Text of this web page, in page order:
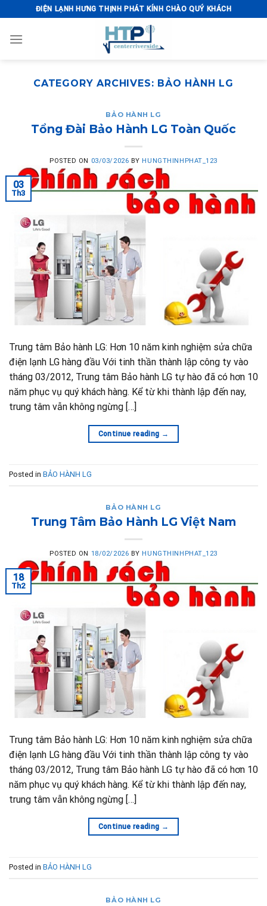
to
content
ĐIỆN LẠNH HƯNG THỊNH PHÁT KÍNH CHÀO QUÝ KHÁCH
CATEGORY ARCHIVES: BẢO HÀNH LG
BẢO HÀNH LG
Tổng Đài Bảo Hành LG Toàn Quốc
POSTED ON 03/03/2026 BY HUNGTHINHPHAT_123
03
Th3
Trung tâm Bảo hành LG: Hơn 10 năm kinh nghiệm sửa chữa
điện lạnh LG hàng đầu Với tinh thần thành lập công ty vào
tháng 03/2012, Trung tâm Bảo hành LG tự hào đã có hơn 10
năm phục vụ quý khách hàng. Kể từ khi thành lập đến nay,
trung tâm vẫn không ngừng […]
Continue reading →
Posted in BẢO HÀNH LG
BẢO HÀNH LG
Trung Tâm Bảo Hành LG Việt Nam
POSTED ON 18/02/2026 BY HUNGTHINHPHAT_123
18
Th2
Trung tâm Bảo hành LG: Hơn 10 năm kinh nghiệm sửa chữa
điện lạnh LG hàng đầu Với tinh thần thành lập công ty vào
tháng 03/2012, Trung tâm Bảo hành LG tự hào đã có hơn 10
năm phục vụ quý khách hàng. Kể từ khi thành lập đến nay,
trung tâm vẫn không ngừng […]
Continue reading →
Posted in BẢO HÀNH LG
BẢO HÀNH LG